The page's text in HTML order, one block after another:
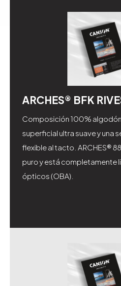
ARCHES® BFK
Composición 100%
superficial ultra suave y una
flexible al tacto. ARCHES®
puro y está completamente
ópticos (OBA).